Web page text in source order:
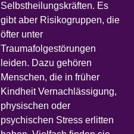
Selbstheilungskräften. Es
gibt aber Risikogruppen, die
öfter unter
Traumafolgestörungen
leiden. Dazu gehören
Menschen, die in früher
Kindheit Vernachlässigung,
physischen oder
psychischen Stress erlitten